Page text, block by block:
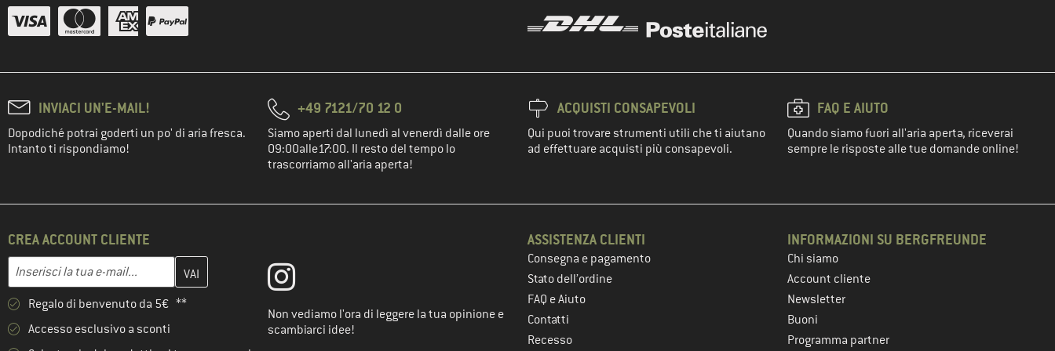
INVIACI UN'E-MAIL!
Dopodiché potrai goderti un po' di aria fresca.
Intanto ti rispondiamo!
+49 7121/70 12 0
Siamo aperti dal lunedì al venerdì dalle ore
09:00alle17:00. Il resto del tempo lo
trascorriamo all'aria aperta!
ACQUISTI CONSAPEVOLI
Qui puoi trovare strumenti utili che ti aiutano
ad effettuare acquisti più consapevoli.
FAQ E AIUTO
Quando siamo fuori all'aria aperta, riceverai
sempre le risposte alle tue domande online!
CREA ACCOUNT CLIENTE
Indirizzo e-mail
Inserisci qui il tuo indirizzo e-mail e crea il tuo account cliente nel passaggio successivo
Regalo di benvenuto da 5€ **
Accesso esclusivo a sconti
Non vediamo l'ora di leggere la tua opinione e
scambiarci idee!
ASSISTENZA CLIENTI
Consegna e pagamento
Stato dell’ordine
FAQ e Aiuto
Contatti
Recesso
INFORMAZIONI SU BERGFREUNDE
Chi siamo
Account cliente
Newsletter
Buoni
Programma partner